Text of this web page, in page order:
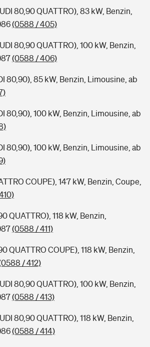
80,90 QUATTRO), 83 kW, Benzin,
(0588 / 405)
80,90 QUATTRO), 100 kW, Benzin,
(0588 / 406)
80,90), 85 kW, Benzin, Limousine, ab
80,90), 100 kW, Benzin, Limousine, ab
80,90), 100 kW, Benzin, Limousine, ab
COUPE), 147 kW, Benzin, Coupe,
QUATTRO), 118 kW, Benzin,
(0588 / 411)
QUATTRO COUPE), 118 kW, Benzin,
/ 412)
80,90 QUATTRO), 100 kW, Benzin,
(0588 / 413)
80,90 QUATTRO), 118 kW, Benzin,
(0588 / 414)